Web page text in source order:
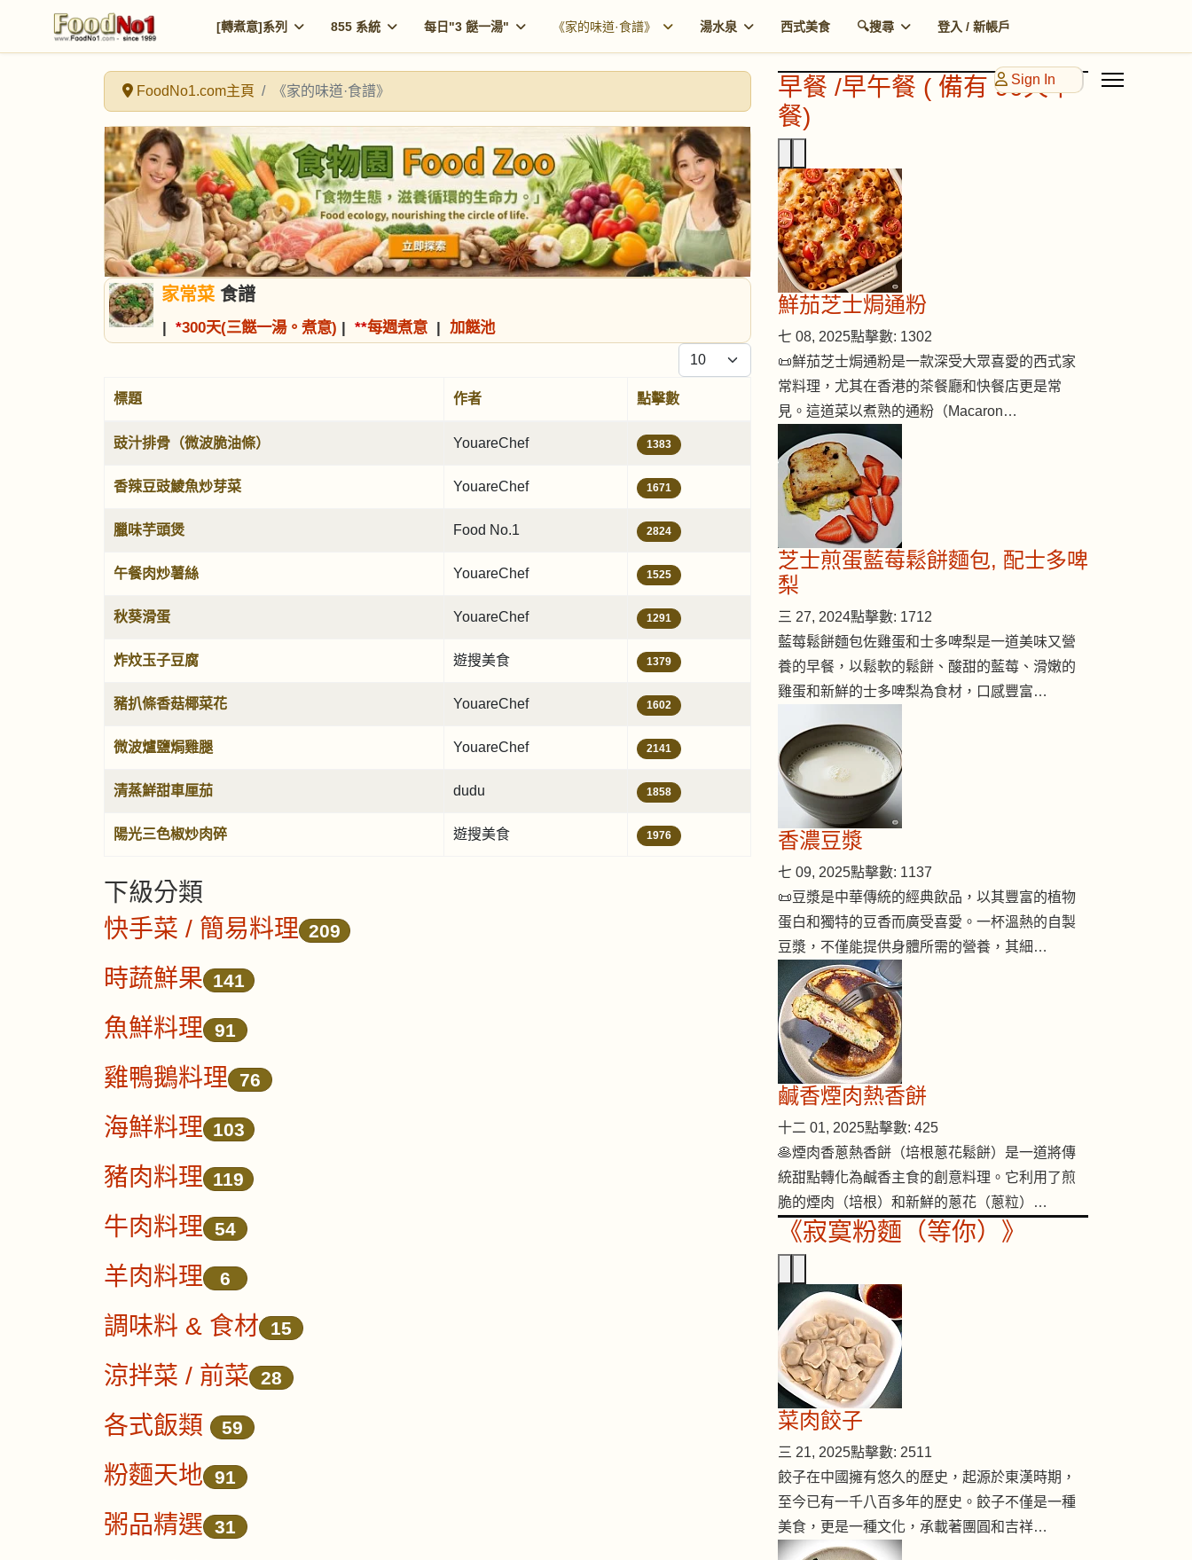
[轉煮意]系列 855 系統 每日"3 餸一湯" 《家的味道·食譜》 湯水泉 西式美食 🔍搜尋 登入 / 新帳戶
Sign In
FoodNo1.com主頁 《家的味道·食譜》
家常菜 食譜
| *300天(三餸一湯。煮意) | **每週煮意 | 加餸池
每頁顯示條數
文章
標題 作者 點擊數
豉汁排骨（微波脆油條） YouareChef 1383
香辣豆豉鯪魚炒芽菜 YouareChef 1671
臘味芋頭煲 Food No.1 2824
午餐肉炒薯絲 YouareChef 1525
秋葵滑蛋 YouareChef 1291
炸炆玉子豆腐 遊搜美食 1379
豬扒條香菇椰菜花 YouareChef 1602
微波爐鹽焗雞腿 YouareChef 2141
清蒸鮮甜車厘茄 dudu 1858
陽光三色椒炒肉碎 遊搜美食 1976
下級分類
快手菜 / 簡易料理 209
時蔬鮮果 141
魚鮮料理 91
雞鴨鵝料理 76
海鮮料理 103
豬肉料理 119
牛肉料理 54
羊肉料理 6
調味料 & 食材 15
涼拌菜 / 前菜 28
各式飯類 59
粉麵天地 91
粥品精選 31
早餐 /早午餐 ( 備有 90天早
餐)
鮮茄芝士焗通粉
七 08, 2025點擊數: 1302
📜鮮茄芝士焗通粉是一款深受大眾喜愛的西式家
常料理，尤其在香港的茶餐廳和快餐店更是常
見。這道菜以煮熟的通粉（Macaron…
芝士煎蛋藍莓鬆餅麵包, 配士多啤
梨
三 27, 2024點擊數: 1712
藍莓鬆餅麵包佐雞蛋和士多啤梨是一道美味又營
養的早餐，以鬆軟的鬆餅、酸甜的藍莓、滑嫩的
雞蛋和新鮮的士多啤梨為食材，口感豐富…
香濃豆漿
七 09, 2025點擊數: 1137
📜豆漿是中華傳統的經典飲品，以其豐富的植物
蛋白和獨特的豆香而廣受喜愛。一杯溫熱的自製
豆漿，不僅能提供身體所需的營養，其細…
鹹香煙肉熱香餅
十二 01, 2025點擊數: 425
🥞煙肉香蔥熱香餅（培根蔥花鬆餅）是一道將傳
統甜點轉化為鹹香主食的創意料理。它利用了煎
脆的煙肉（培根）和新鮮的蔥花（蔥粒）…
《寂寞粉麵（等你）》
菜肉餃子
三 21, 2025點擊數: 2511
餃子在中國擁有悠久的歷史，起源於東漢時期，
至今已有一千八百多年的歷史。餃子不僅是一種
美食，更是一種文化，承載著團圓和吉祥…